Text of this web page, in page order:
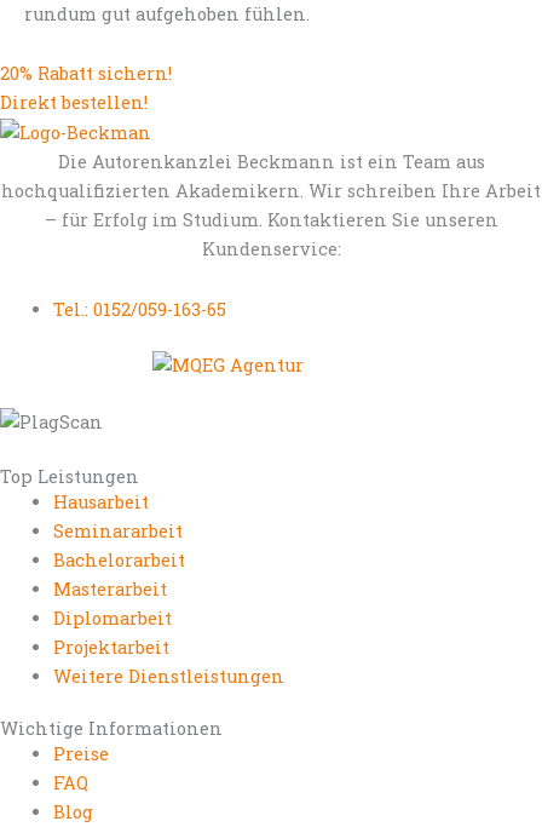
rundum gut aufgehoben fühlen.
20% Rabatt sichern!
Direkt bestellen!
Die Autorenkanzlei Beckmann ist ein Team aus
hochqualifizierten Akademikern. Wir schreiben Ihre Arbeit
– für Erfolg im Studium. Kontaktieren Sie unseren
Kundenservice:
Tel.: 0152/059-163-65
Top Leistungen
Hausarbeit
Seminararbeit
Bachelorarbeit
Masterarbeit
Diplomarbeit
Projektarbeit
Weitere Dienstleistungen
Wichtige Informationen
Preise
FAQ
Blog